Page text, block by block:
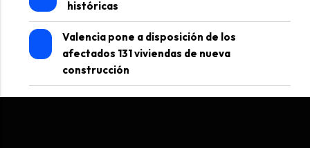
históricas
Valencia pone a disposición de los
afectados 131 viviendas de nueva
construcción